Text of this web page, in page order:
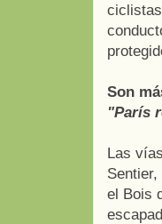
Son
"París
Las
el Bois